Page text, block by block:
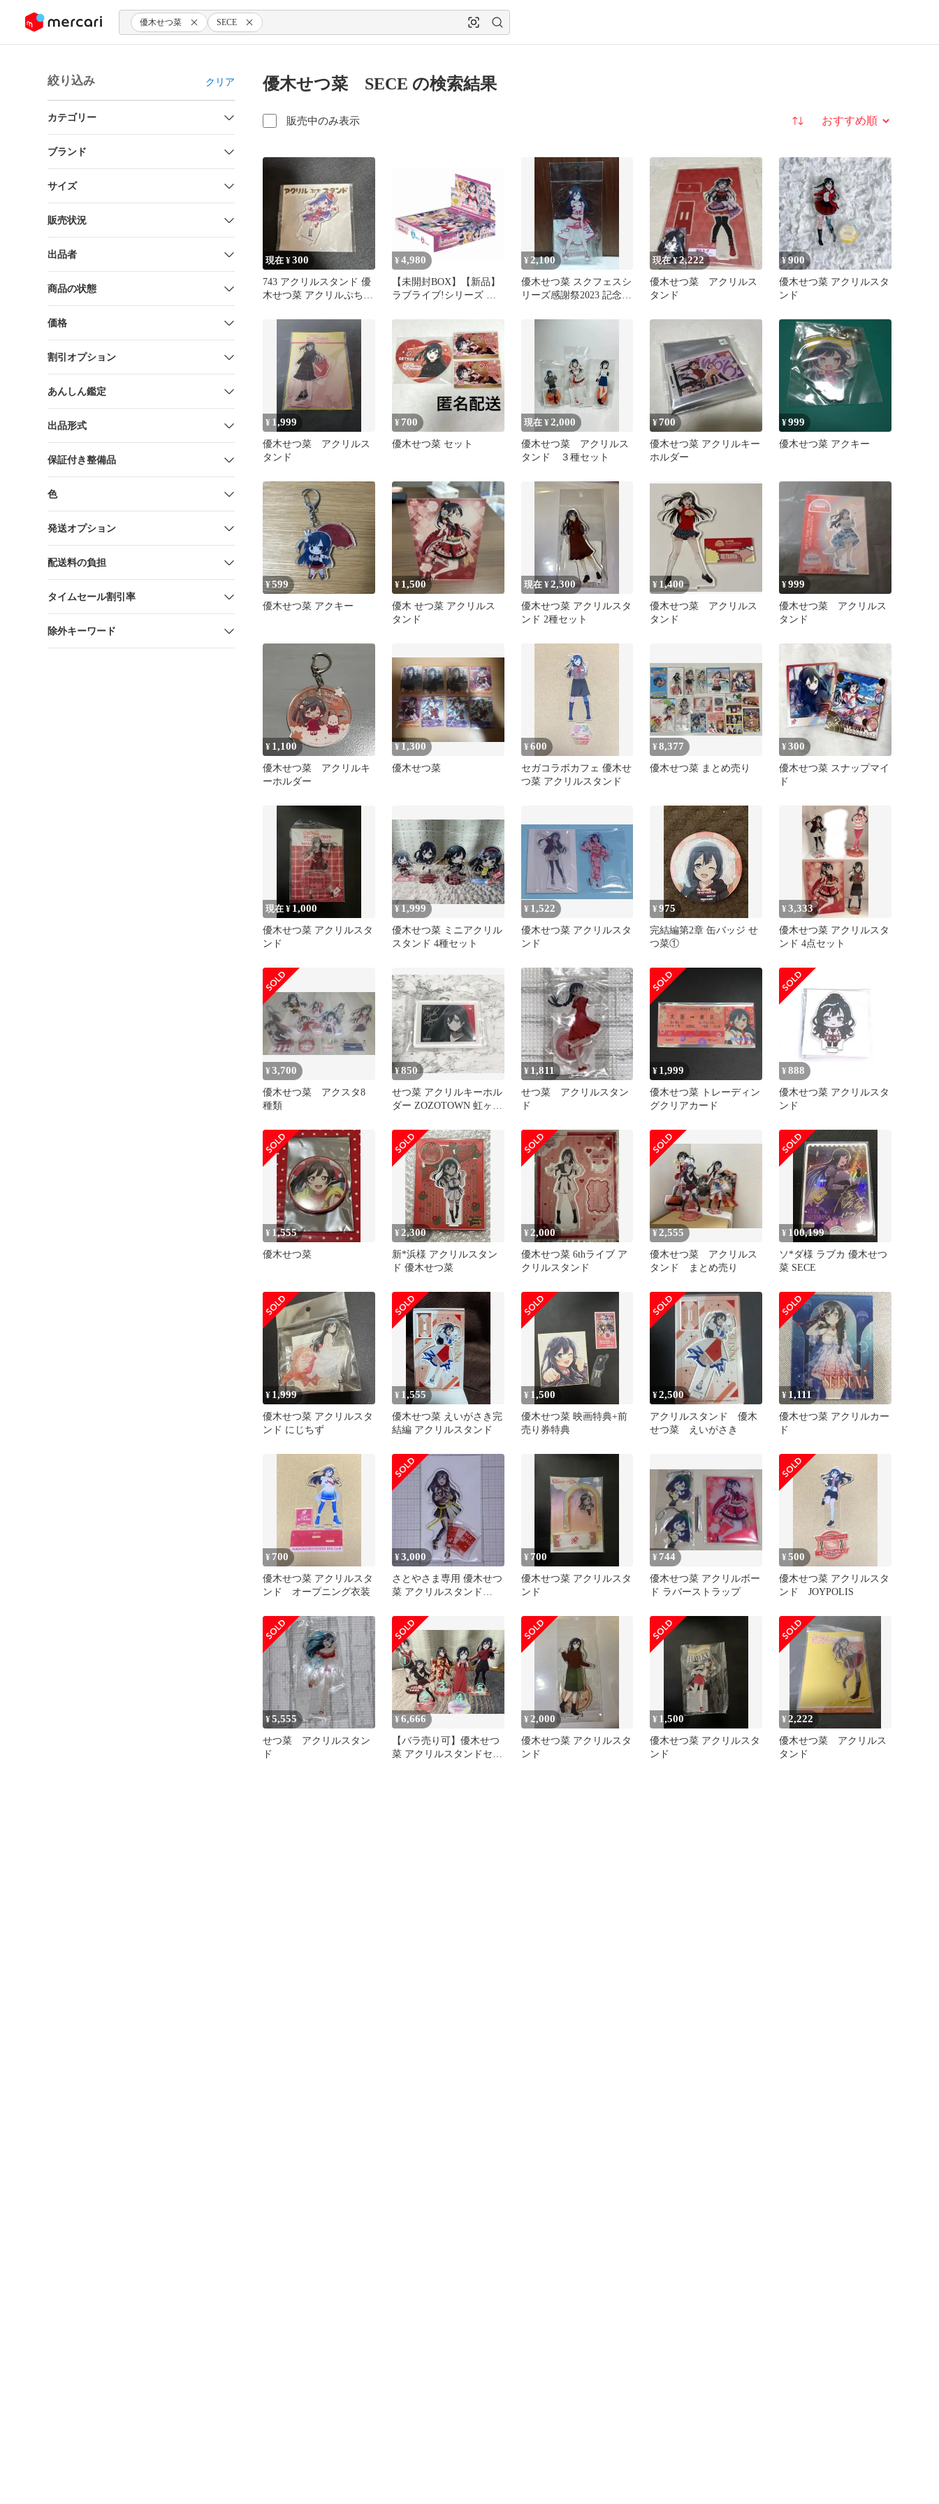
ツにスキップ 優木せつ菜 SECE
絞り込み クリア
カテゴリー
ブランド
サイズ
販売状況
出品者
商品の状態
価格
割引オプション
あんしん鑑定
出品形式
保証付き整備品
色
発送オプション
配送料の負担
タイムセール割引率
除外キーワード
優木せつ菜 SECE の検索結果
販売中のみ表示 並び替え
現在 ¥300
743 アクリルスタンド 優
木せつ菜 アクリルぷちス
¥ 4,980
【未開封BOX】【新品】
ラブライブ!シリーズ オ
ブースターパック
MELLOW MOMENT
BOX 佐賀
¥ 2,100
優木せつ菜 スクフェスシ
リーズ感謝祭2023 記念ア
現在 ¥2,222
優木せつ菜 アクリルス
タンド
¥900
優木せつ菜 アクリルスタ
ンド
¥ 1,999
優木せつ菜 アクリルス
タンド
¥ 700
優木せつ菜 セット
現在 ¥2,000
優木せつ菜 アクリルス
タンド ３種セット
¥700
優木せつ菜 アクリルキー
ホルダー
¥999
優木せつ菜 アクキー
¥599
優木せつ菜 アクキー
¥ 1,500
優木 せつ菜 アクリルス
タンド
現在 ¥2,300
優木せつ菜 アクリルスタ
ンド 2種セット
¥ 1,400
優木せつ菜 アクリルス
タンド
¥999
優木せつ菜 アクリルス
タンド
¥ 1,100
優木せつ菜 アクリルキ
ーホルダー
¥ 1,300
優木せつ菜
¥600
セガコラボカフェ 優木せ
つ菜 アクリルスタンド
¥8,377
優木せつ菜 まとめ売り
¥300
優木せつ菜 スナップマイ
ド
現在 ¥ 1,000
優木せつ菜 アクリルスタ
ンド
¥ 1,999
優木せつ菜 ミニアクリル
スタンド 4種セット
¥ 1,522
優木せつ菜 アクリルスタ
ンド
¥975
完結編第2章 缶バッジ せ
つ菜①
¥3,333
優木せつ菜 アクリルスタ
ンド 4点セット
¥3,700
優木せつ菜 アクスタ8
種類
¥850
せつ菜 アクリルキーホル
ダー ZOZOTOWN 虹ヶ咲
¥ 1,811
せつ菜 アクリルスタン
ド
¥ 1,999
優木せつ菜 トレーディン
グクリアカード
¥ 888
優木せつ菜 アクリルスタ
ンド
¥ 1,555
優木せつ菜
¥ 2,300
新*浜様 アクリルスタン
ド 優木せつ菜
¥ 2,000
優木せつ菜 6thライブ ア
クリルスタンド
¥2,555
優木せつ菜 アクリルス
タンド まとめ売り
¥ 100,199
ソ*ダ様 ラブカ 優木せつ
菜 SECE
¥ 1,999
優木せつ菜 アクリルスタ
ンド にじちず
¥ 1,555
優木せつ菜 えいがさき完
結編 アクリルスタンド
¥ 1,500
優木せつ菜 映画特典+前
売り券特典
¥2,500
アクリルスタンド 優木
せつ菜 えいがさき
¥1,111
優木せつ菜 アクリルカー
ド
¥ 700
優木せつ菜 アクリルスタ
ンド オープニング衣装
¥3,000
さとやさま専用 優木せつ
菜 アクリルスタンド
¥ 700
優木せつ菜 アクリルスタ
ンド
¥ 744
優木せつ菜 アクリルボー
ド ラバーストラップ
¥500
優木せつ菜 アクリルスタ
ンド JOYPOLIS
¥5,555
せつ菜 アクリルスタン
ド
¥6,666
【バラ売り可】優木せつ
菜 アクリルスタンドセッ
¥ 2,000
優木せつ菜 アクリルスタ
ンド
¥ 1,500
優木せつ菜 アクリルスタ
ンド
¥ 2,222
優木せつ菜 アクリルス
タンド